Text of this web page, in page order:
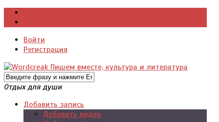
Войти
Регистрация
Отдых для души
Добавить запись
Добавить видео